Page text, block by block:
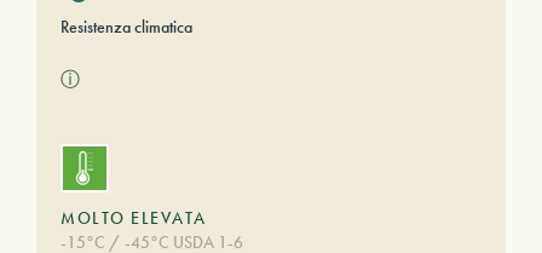
Resistenza climatica
ⓘ
MOLTO ELEVATA
-15°C / -45°C USDA 1-6